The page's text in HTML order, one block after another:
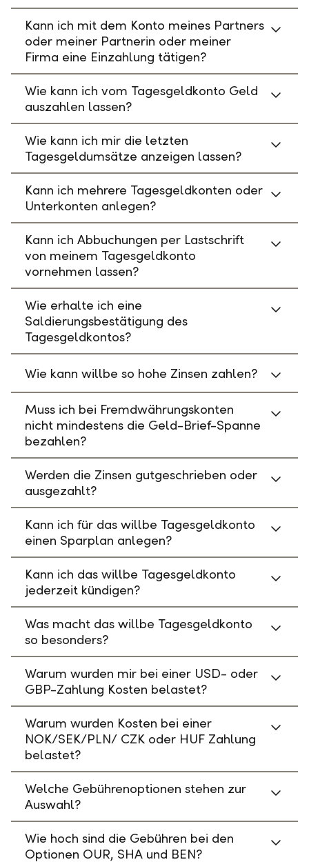
Kann ich mit dem Konto meines Partners
oder meiner Partnerin oder meiner
Firma eine Einzahlung tätigen?
Wie kann ich vom Tagesgeldkonto Geld
auszahlen lassen?
Wie kann ich mir die letzten
Tagesgeldumsätze anzeigen lassen?
Kann ich mehrere Tagesgeldkonten oder
Unterkonten anlegen?
Kann ich Abbuchungen per Lastschrift
von meinem Tagesgeldkonto
vornehmen lassen?
Wie erhalte ich eine
Saldierungsbestätigung des
Tagesgeldkontos?
Wie kann willbe so hohe Zinsen zahlen?
Muss ich bei Fremdwährungskonten
nicht mindestens die Geld-Brief-Spanne
bezahlen?
Werden die Zinsen gutgeschrieben oder
ausgezahlt?
Kann ich für das willbe Tagesgeldkonto
einen Sparplan anlegen?
Kann ich das willbe Tagesgeldkonto
jederzeit kündigen?
Was macht das willbe Tagesgeldkonto
so besonders?
Warum wurden mir bei einer USD- oder
GBP-Zahlung Kosten belastet?
Warum wurden Kosten bei einer
NOK/SEK/PLN/ CZK oder HUF Zahlung
belastet?
Welche Gebührenoptionen stehen zur
Auswahl?
Wie hoch sind die Gebühren bei den
Optionen OUR, SHA und BEN?